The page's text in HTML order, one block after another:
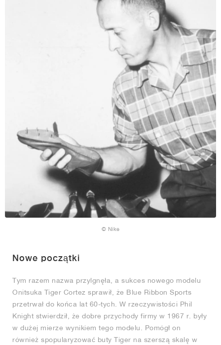
© Nike
Nowe początki
Tym razem nazwa przylgnęła, a sukces nowego modelu
Onitsuka Tiger Cortez sprawił, że Blue Ribbon Sports
przetrwał do końca lat 60-tych. W rzeczywistości Phil
Knight stwierdził, że dobre przychody firmy w 1967 r. były
w dużej mierze wynikiem tego modelu. Pomógł on
również spopularyzować buty Tiger na szerszą skalę w